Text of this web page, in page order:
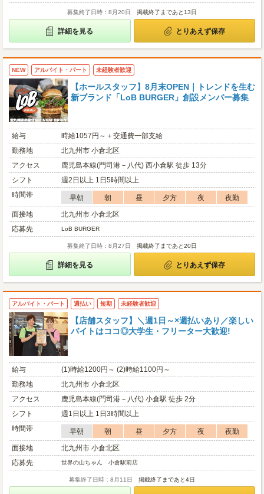
募集終了日時：8月20日 掲載終了まであと13日
詳細を見る とりあえず保存
NEW アルバイト・パート 未経験者歓迎
【ホールスタッフ】8月末OPEN｜トレンドを生む
新ブランド「LoB BURGER」創設メンバー募集
給与
時給1057円～＋交通費一部支給
勤務地
北九州市 小倉北区
アクセス
鹿児島本線(門司港－八代) 西小倉駅 徒歩 13分
シフト
週2日以上 1日5時間以上
時間帯
早朝 朝 昼 夕方 夜
夜勤
面接地
北九州市 小倉北区
応募先
LoB BURGER
募集終了日時：8月27日 掲載終了まであと20日
詳細を見る とりあえず保存
アルバイト・パート 週払い 短期 未経験者歓迎
【店舗スタッフ】＼週1日～×週払いあり／楽しい
バイトはココ◎大学生・フリーター大歓迎!
給与
(1)時給1200円～ (2)時給1100円～
勤務地
北九州市 小倉北区
アクセス
鹿児島本線(門司港－八代) 小倉駅 徒歩 2分
シフト
週1日以上 1日3時間以上
時間帯
早朝 朝 昼 夕方 夜
夜勤
面接地
北九州市 小倉北区
応募先
世界の山ちゃん 小倉駅前店
募集終了日時：8月11日 掲載終了まであと4日